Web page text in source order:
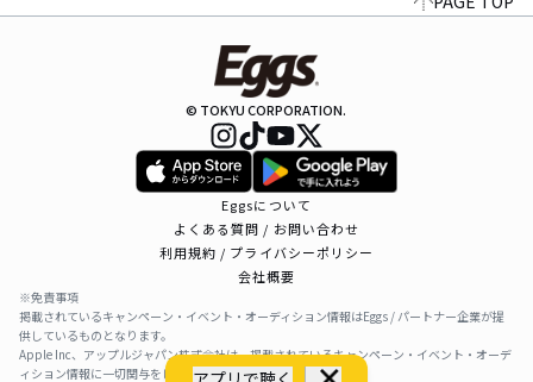
© TOKYU CORPORATION.
Eggsについて
よくある質問 / お問い合わせ
利用規約 / プライバシーポリシー
会社概要
※免責事項
掲載されているキャンペーン・イベント・オーディション情報はEggs / パートナー企業が提
供しているものとなります。
Apple Inc、アップルジャパン株式会社は、掲載されているキャンペーン・イベント・オーデ
ィション情報に一切関与をしておりません。